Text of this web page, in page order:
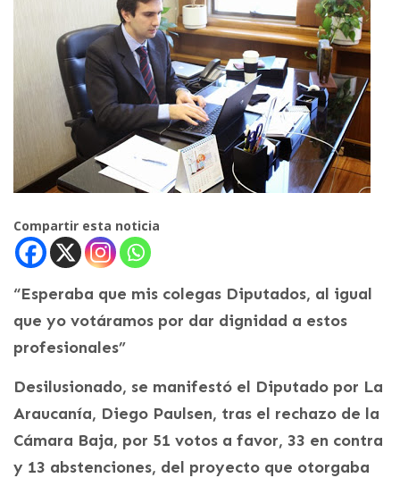
Compartir esta noticia
“Esperaba que mis colegas Diputados, al igual
que yo votáramos por dar dignidad a estos
profesionales”
Desilusionado, se manifestó el Diputado por La
Araucanía, Diego Paulsen, tras el rechazo de la
Cámara Baja, por 51 votos a favor, 33 en contra
y 13 abstenciones, del proyecto que otorgaba